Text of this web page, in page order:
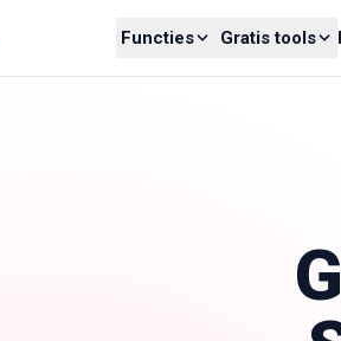
Functies Gratis tools